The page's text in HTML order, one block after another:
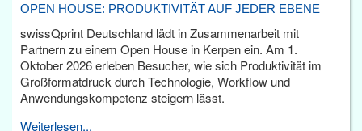
OPEN HOUSE: PRODUKTIVITÄT AUF JEDER EBENE
swissQprint Deutschland lädt in Zusammenarbeit mit
Partnern zu einem Open House in Kerpen ein. Am 1.
Oktober 2026 erleben Besucher, wie sich Produktivität im
Großformatdruck durch Technologie, Workflow und
Anwendungskompetenz steigern lässt.
Weiterlesen...